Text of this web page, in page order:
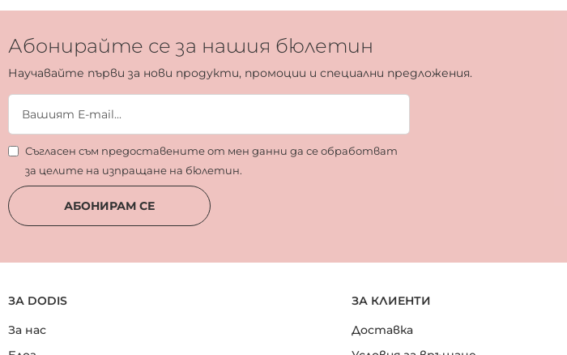
Абонирайте се за нашия бюлетин
Научавайте първи за нови продукти, промоции и специални предложения.
Съгласен съм предоставените от мен данни да се обработват
за целите на изпращане на бюлетин.
АБОНИРАМ СЕ
ЗА DODIS
За нас
ЗА КЛИЕНТИ
Доставка